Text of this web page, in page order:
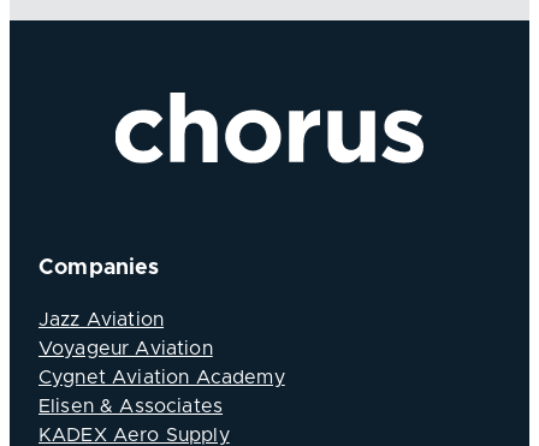
Companies
Jazz Aviation
Voyageur Aviation
Cygnet Aviation Academy
Elisen & Associates
KADEX Aero Supply